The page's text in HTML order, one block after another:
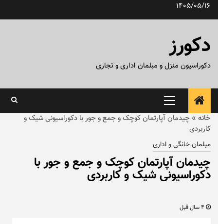
پرش1405/05/16
دکورز
دکوراسیون منزل و مبلمان اداری و تجاری
منوی
اصلی
خانه » چیدمان آپارتمان کوچک و جمع و جور با دکوراسیونی شیک و
کاربردی
مبلمان خانگی و اداری
چیدمان آپارتمان کوچک و جمع و جور با
دکوراسیونی شیک و کاربردی